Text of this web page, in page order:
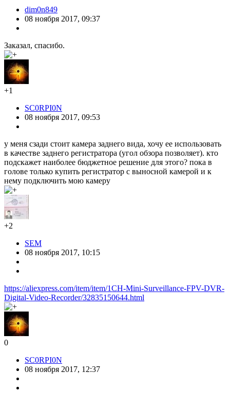
dim0n849
08 ноября 2017, 09:37
Заказал, спасибо.
+1
SC0RPI0N
08 ноября 2017, 09:53
у меня сзади стоит камера заднего вида, хочу ее использовать
в качестве заднего регистратора (угол обзора позволяет). кто
подскажет наиболее бюджетное решение для этого? пока в
голове только купить регистратор с выносной камерой и к
нему подключить мою камеру
+2
SEM
08 ноября 2017, 10:15
https://aliexpress.com/item/item/1CH-Mini-Surveillance-FPV-DVR-
Digital-Video-Recorder/32835150644.html
0
SC0RPI0N
08 ноября 2017, 12:37